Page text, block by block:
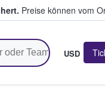
Preise können vom
USD